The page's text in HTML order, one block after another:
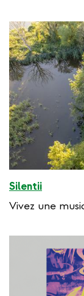
Silentii
Vivez une